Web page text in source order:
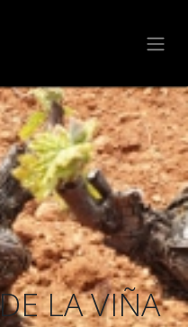
LA VIÑA